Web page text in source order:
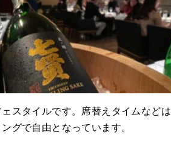
スタイルです。席替えタイムなどは
グで自由となっています。